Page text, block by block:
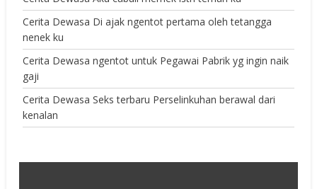
Cerita Dewasa Di ajak ngentot pertama oleh tetangga
nenek ku
Cerita Dewasa ngentot untuk Pegawai Pabrik yg ingin naik
gaji
Cerita Dewasa Seks terbaru Perselinkuhan berawal dari
kenalan